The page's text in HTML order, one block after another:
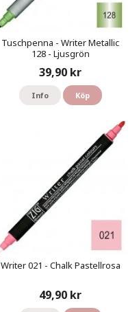
Tuschpenna - Writer Metallic
128 - Ljusgrön
39,90 kr
Info Köp
Writer 021 - Chalk Pastellrosa
49,90 kr